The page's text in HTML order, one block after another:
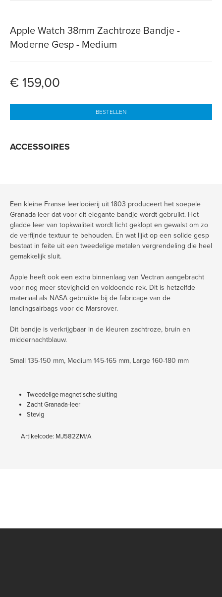
Apple Watch 38mm Zachtroze Bandje -
Moderne Gesp - Medium
€ 159,00
BESTELLEN
ACCESSOIRES
Een kleine Franse leerlooierij uit 1803 produceert het soepele
Granada-leer dat voor dit elegante bandje wordt gebruikt. Het
gladde leer van topkwaliteit wordt licht geklopt en gewalst om zo
de verfijnde textuur te behouden. En wat lijkt op een solide gesp
bestaat in feite uit een tweedelige metalen vergrendeling die heel
gemakkelijk sluit.
Apple heeft ook een extra binnenlaag van Vectran aangebracht
voor nog meer stevigheid en voldoende rek. Dit is hetzelfde
materiaal als NASA gebruikte bij de fabricage van de
landingsairbags voor de Marsrover.
Dit bandje is verkrijgbaar in de kleuren zachtroze, bruin en
middernachtblauw.
Small 135-150 mm, Medium 145-165 mm, Large 160-180 mm
Tweedelige magnetische sluiting
Zacht Granada-leer
Stevig
Artikelcode: MJ582ZM/A